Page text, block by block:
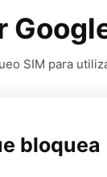
SIM para
bloquea